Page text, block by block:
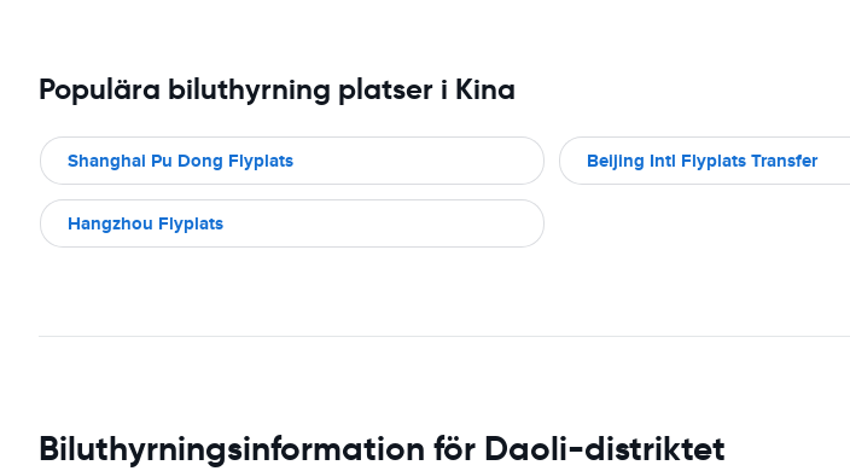
Populära biluthyrning platser i Kina
Shanghai Pu Dong Flyplats Beijing Intl Flyplats Transfer
Hangzhou Flyplats
Biluthyrningsinformation för Daoli-distriktet